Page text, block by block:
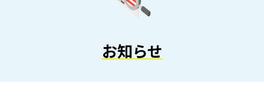
お知らせ